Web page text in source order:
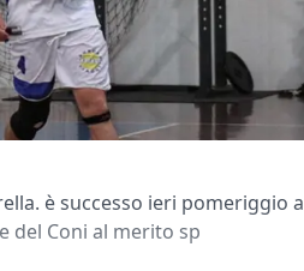
è successo ieri pomeriggio a
del Coni al merito sp